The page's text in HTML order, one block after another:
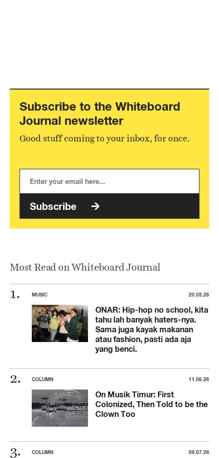
Subscribe to the Whiteboard
Journal newsletter
Good stuff coming to your inbox, for once.
Subscribe
Most Read on Whiteboard Journal
MUSIC 20.05.26
ONAR: Hip-hop no school, kita
tahu lah banyak haters-nya.
Sama juga kayak makanan
atau fashion, pasti ada aja
yang benci.
COLUMN 11.06.26
On Musik Timur: First
Colonized, Then Told to be the
Clown Too
COLUMN 09.07.26